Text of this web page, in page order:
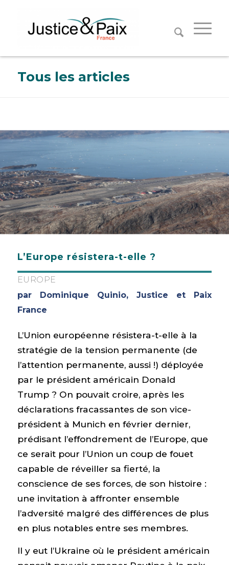
Tous les articles
L’Europe résistera-t-elle ?
EUROPE
par Dominique Quinio, Justice et Paix
France
L’Union européenne résistera-t-elle à la
stratégie de la tension permanente (de
l’attention permanente, aussi !) déployée
par le président américain Donald
Trump ? On pouvait croire, après les
déclarations fracassantes de son vice-
président à Munich en février dernier,
prédisant l’effondrement de l’Europe, que
ce serait pour l’Union un coup de fouet
capable de réveiller sa fierté, la
conscience de ses forces, de son histoire :
une invitation à affronter ensemble
l’adversité malgré des différences de plus
en plus notables entre ses membres.
Il y eut l’Ukraine où le président américain